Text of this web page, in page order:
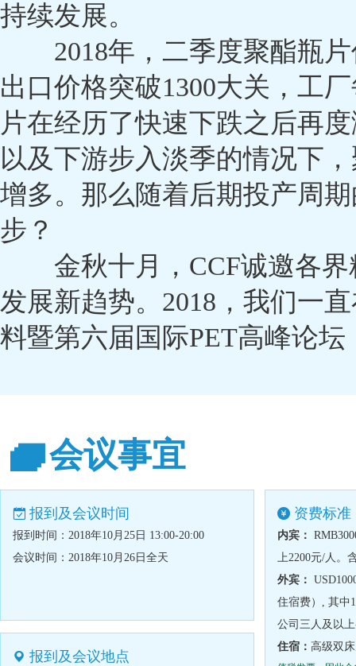
持续发展。
2018年，二季度聚酯瓶片
出口价格突破1300大关，工
片在经历了快速下跌之后再
以及下游步入淡季的情况下
增多。那么随着后期投产周
步？
金秋十月，CCF诚邀各界
发展新趋势。2018，我们一
料暨第六届国际PET高峰论
会议事宜
报到及会议时间
报到时间：2018年10月25日 13:00-20:00
会议时间：2018年10月26日全天
报到及会议地点
资费标准
内宾：
上2200元/人。
外宾：
住宿费）, 其中
公司三人及以
住宿： 高级双